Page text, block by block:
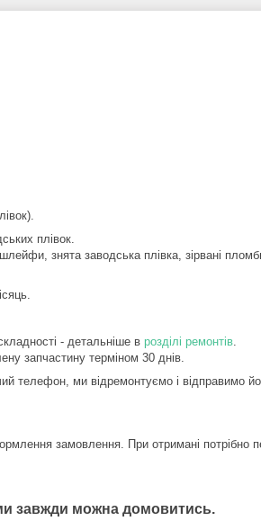
плівок.
знята заводська плівка, зірвані
- детальніше в розділі ремонтів.
запчастину терміном 30 днів.
телефон, ми відремонтуємо і відправимо
замовлення. При отримані потрібно
завжди можна домовитись.